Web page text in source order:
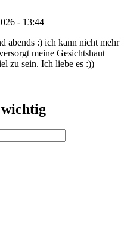
- 13:44
abends :) ich kann nicht mehr
meine Gesichtshaut
zu sein. Ich liebe es :))